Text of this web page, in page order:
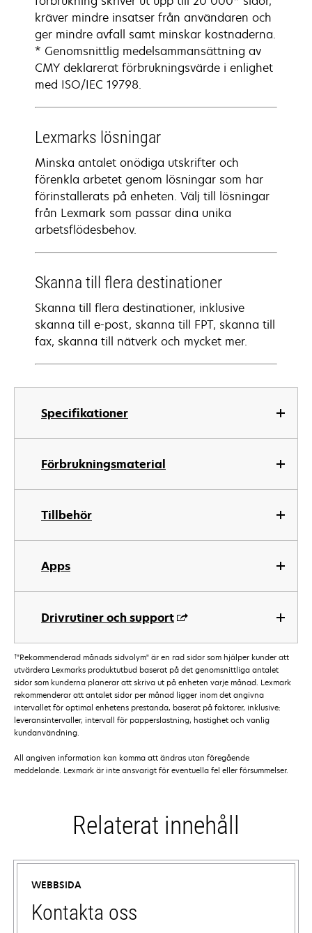
Specifikationer
Förbrukningsmaterial
Tillbehör
Apps
Drivrutiner och support
kräver mindre insatser från användaren och
ger mindre avfall samt minskar kostnaderna.
* Genomsnittlig medelsammansättning av
CMY deklarerat förbrukningsvärde i enlighet
med ISO/IEC 19798.
Lexmarks lösningar
Minska antalet onödiga utskrifter och
förenkla arbetet genom lösningar som har
förinstallerats på enheten. Välj till lösningar
från Lexmark som passar dina unika
arbetsflödesbehov.
Skanna till flera destinationer
Skanna till flera destinationer, inklusive
skanna till e-post, skanna till FPT, skanna till
fax, skanna till nätverk och mycket mer.
†"Rekommenderad månads sidvolym" är en rad sidor som hjälper kunder att
utvärdera Lexmarks produktutbud baserat på det genomsnittliga antalet
sidor som kunderna planerar att skriva ut på enheten varje månad. Lexmark
rekommenderar att antalet sidor per månad ligger inom det angivna
intervallet för optimal enhetens prestanda, baserat på faktorer, inklusive:
leveransintervaller, intervall för papperslastning, hastighet och vanlig
kundanvändning.
All angiven information kan komma att ändras utan föregående
meddelande. Lexmark är inte ansvarigt för eventuella fel eller försummelser.
Relaterat innehåll
WEBBSIDA
Kontakta oss